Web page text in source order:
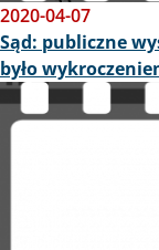
2020-04-07
Sąd: publiczne
było
Obraz